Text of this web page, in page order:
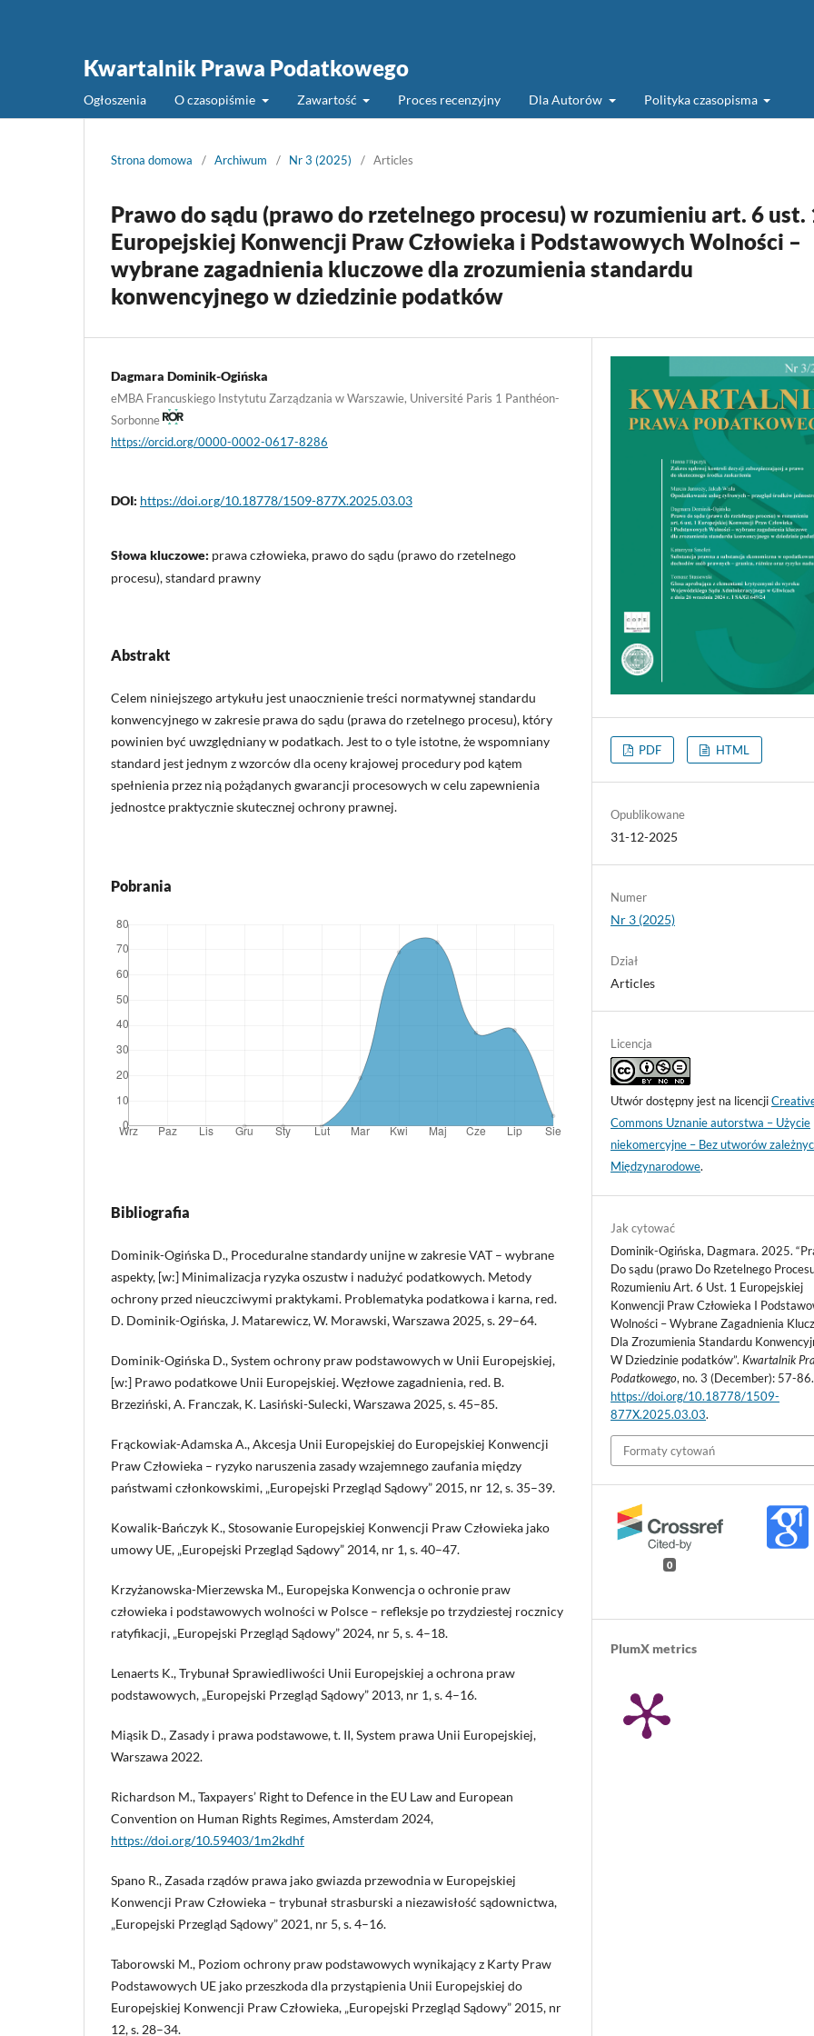
Kwartalnik Prawa Podatkowego
Ogłoszenia O czasopiśmie Zawartość Proces recenzyjny Dla Autorów Polityka czasopisma
Strona domowa / Archiwum / Nr 3 (2025) / Articles
Prawo do sądu (prawo do rzetelnego procesu) w rozumieniu art. 6 ust.
Europejskiej Konwencji Praw Człowieka i Podstawowych Wolności –
wybrane zagadnienia kluczowe dla zrozumienia standardu
konwencyjnego w dziedzinie podatków
Dagmara Dominik-Ogińska
eMBA Francuskiego Instytutu Zarządzania w Warszawie, Université Paris 1 Panthéon-
Sorbonne
https://orcid.org/0000-0002-0617-8286
DOI: https://doi.org/10.18778/1509-877X.2025.03.03
Słowa kluczowe: prawa człowieka, prawo do sądu (prawo do rzetelnego
procesu), standard prawny
Abstrakt
Celem niniejszego artykułu jest unaocznienie treści normatywnej standardu
konwencyjnego w zakresie prawa do sądu (prawa do rzetelnego procesu), który
powinien być uwzględniany w podatkach. Jest to o tyle istotne, że wspomniany
standard jest jednym z wzorców dla oceny krajowej procedury pod kątem
spełnienia przez nią pożądanych gwarancji procesowych w celu zapewnienia
jednostce praktycznie skutecznej ochrony prawnej.
Pobrania
Bibliografia
Dominik-Ogińska D., Proceduralne standardy unijne w zakresie VAT – wybrane
aspekty, [w:] Minimalizacja ryzyka oszustw i nadużyć podatkowych. Metody
ochrony przed nieuczciwymi praktykami. Problematyka podatkowa i karna, red.
D. Dominik-Ogińska, J. Matarewicz, W. Morawski, Warszawa 2025, s. 29–64.
Dominik-Ogińska D., System ochrony praw podstawowych w Unii Europejskiej,
[w:] Prawo podatkowe Unii Europejskiej. Węzłowe zagadnienia, red. B.
Brzeziński, A. Franczak, K. Lasiński-Sulecki, Warszawa 2025, s. 45–85.
Frąckowiak-Adamska A., Akcesja Unii Europejskiej do Europejskiej Konwencji
Praw Człowieka – ryzyko naruszenia zasady wzajemnego zaufania między
państwami członkowskimi, „Europejski Przegląd Sądowy” 2015, nr 12, s. 35–39.
Kowalik-Bańczyk K., Stosowanie Europejskiej Konwencji Praw Człowieka jako
umowy UE, „Europejski Przegląd Sądowy” 2014, nr 1, s. 40–47.
Krzyżanowska-Mierzewska M., Europejska Konwencja o ochronie praw
człowieka i podstawowych wolności w Polsce – refleksje po trzydziestej rocznicy
ratyfikacji, „Europejski Przegląd Sądowy” 2024, nr 5, s. 4–18.
Lenaerts K., Trybunał Sprawiedliwości Unii Europejskiej a ochrona praw
podstawowych, „Europejski Przegląd Sądowy” 2013, nr 1, s. 4–16.
Miąsik D., Zasady i prawa podstawowe, t. II, System prawa Unii Europejskiej,
Warszawa 2022.
Richardson M., Taxpayers’ Right to Defence in the EU Law and European
Convention on Human Rights Regimes, Amsterdam 2024,
https://doi.org/10.59403/1m2kdhf
Spano R., Zasada rządów prawa jako gwiazda przewodnia w Europejskiej
Konwencji Praw Człowieka – trybunał strasburski a niezawisłość sądownictwa,
„Europejski Przegląd Sądowy” 2021, nr 5, s. 4–16.
Taborowski M., Poziom ochrony praw podstawowych wynikający z Karty Praw
Podstawowych UE jako przeszkoda dla przystąpienia Unii Europejskiej do
Europejskiej Konwencji Praw Człowieka, „Europejski Przegląd Sądowy” 2015, nr
12, s. 28–34.
PDF HTML
Opublikowane
31-12-2025
Numer
Nr 3 (2025)
Dział
Articles
Licencja
Utwór dostępny jest na licencji
Commons Uznanie autorstwa – Użycie
niekomercyjne – Bez utworów
Międzynarodowe.
Jak cytować
Dominik-Ogińska, Dagmara. 2025.
Do sądu (prawo Do Rzetelnego
Rozumieniu Art. 6 Ust. 1 Europejskiej
Konwencji Praw Człowieka I
Wolności – Wybrane Zagadnienia
Dla Zrozumienia Standardu
W Dziedzinie podatków”. Kwartalnik
Podatkowego, no. 3 (December): 57-86.
https://doi.org/10.18778/1509-
877X.2025.03.03.
Formaty cytowań
0
PlumX metrics